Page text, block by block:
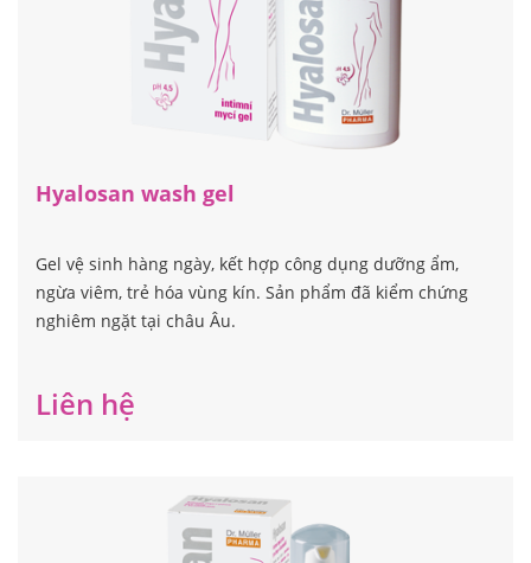
Hyalosan wash gel
Gel vệ sinh hàng ngày, kết hợp công dụng dưỡng ẩm,
ngừa viêm, trẻ hóa vùng kín. Sản phẩm đã kiểm chứng
nghiêm ngặt tại châu Âu.
Liên hệ